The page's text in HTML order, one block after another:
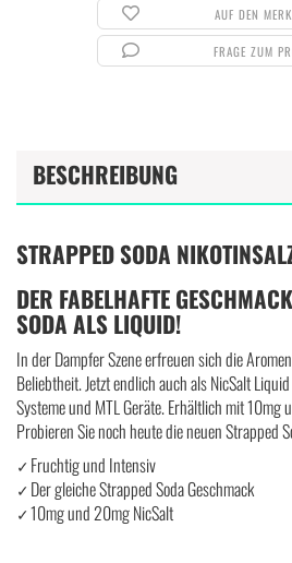
AUF DEN
FRAGE ZUM
BESCHREIBUNG
STRAPPED SODA
DER FABELHAFTE
SODA ALS LIQUID!
In der Dampfer Szene erfreuen sich die
Beliebtheit. Jetzt endlich auch als NicSalt
Systeme und MTL Geräte. Erhältlich mit 10mg
Probieren Sie noch heute die neuen Strapped
✓Fruchtig und Intensiv
✓Der gleiche Strapped Soda Geschmack
✓10mg und 20mg NicSalt